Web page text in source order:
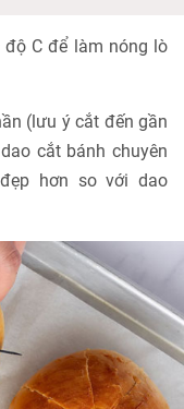
C để làm nóng lò
(lưu ý cắt đến gần
cắt bánh chuyên
hơn so với dao